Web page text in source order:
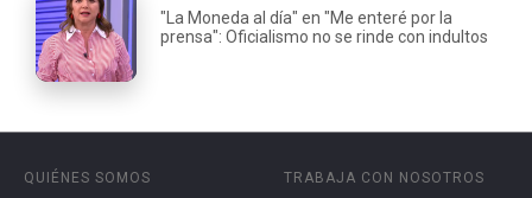
"La Moneda al día" en "Me enteré por la
prensa": Oficialismo no se rinde con indultos
QUIÉNES SOMOS
TRABAJA CON NOSOTROS